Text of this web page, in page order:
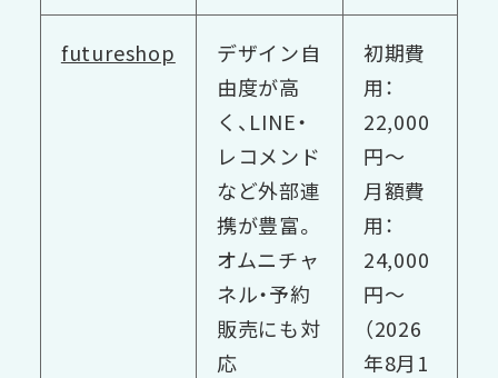
futureshop
デザイン自
由度が高
く、LINE・
レコメンド
など外部連
携が豊富。
オムニチャ
ネル・予約
販売にも対
応
初期費
用：
22,000
円〜
月額費
用：
24,000
円〜
（2026
年8月1